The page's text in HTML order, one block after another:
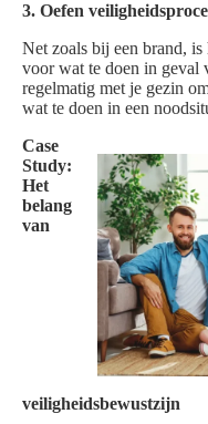
3. Oefen
Net zoals bij een brand,
voor wat te doen in geval
regelmatig met je gezin
wat te doen in een
Case
Study:
Het
belang
van
veiligheidsbewustzijn